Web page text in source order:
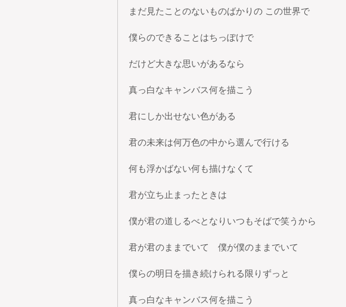
まだ見たことのないものばかりの この世界で
僕らのできることはちっぽけで
だけど大きな思いがあるなら
真っ白なキャンバス何を描こう
君にしか出せない色がある
君の未来は何万色の中から選んで行ける
何も浮かばない何も描けなくて
君が立ち止まったときは
僕が君の道しるべとなりいつもそばで笑うから
君が君のままでいて　僕が僕のままでいて
僕らの明日を描き続けられる限りずっと
真っ白なキャンバス何を描こう